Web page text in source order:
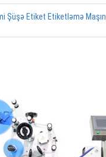
Şüşə Etiket Etiketləmə Maşın